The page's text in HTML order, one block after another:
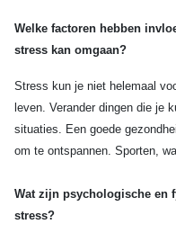
Welke factoren hebben
stress kan omgaan?
Stress kun je niet helemaal
leven. Verander dingen die je
situaties. Een goede
om te ontspannen. Sporten,
Wat zijn psychologische en
stress?